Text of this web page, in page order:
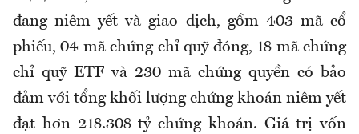
đang niêm yết và giao dịch, gồm 403 mã cổ
phiếu, 04 mã chứng chỉ quỹ đóng, 18 mã chứng
chỉ quỹ ETF và 230 mã chứng quyền có bảo
đảm với tổng khối lượng chứng khoán niêm yết
đạt hơn 218.308 tỷ chứng khoán. Giá trị vốn